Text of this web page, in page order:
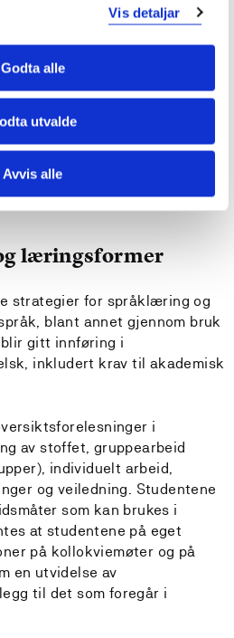
Vis detaljar
Godta alle
utvalde
Avvis alle
egen språklig og
og utviklingsarbeidet I
MGBEN201, eller MGBEN104 og
læringsformer
strategier for språklæring og
blant annet gjennom bruk
gitt innføring i
inkludert krav til akademisk
i
av stoffet, gruppearbeid
individuelt arbeid,
og veiledning. Studentene
som kan brukes i
at studentene på eget
på kollokviemøter og på
en utvidelse av
til det som foregår i